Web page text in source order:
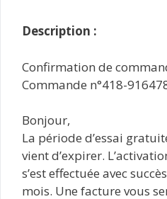
Description :
Confirmation de
Commande n°418-
Bonjour,
La période d’essai
vient d’expirer.
s’est effectuée avec
mois. Une facture vous